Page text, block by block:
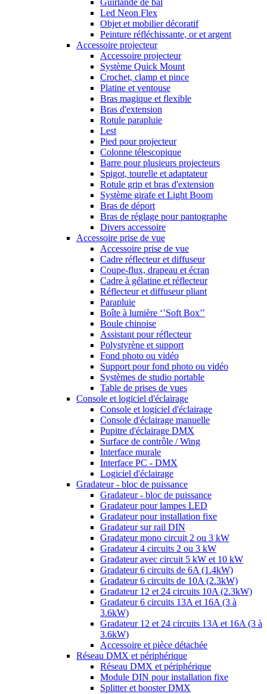
Guirlande de bal
Led Neon Flex
Objet et mobilier décoratif
Peinture réfléchissante, or et argent
Accessoire projecteur
Accessoire projecteur
Système Quick Mount
Crochet, clamp et pince
Platine et ventouse
Bras magique et flexible
Bras d'extension
Rotule parapluie
Lest
Pied pour projecteur
Colonne télescopique
Barre pour plusieurs projecteurs
Spigot, tourelle et adaptateur
Rotule grip et bras d'extension
Système girafe et Light Boom
Bras de déport
Bras de réglage pour pantographe
Divers accessoire
Accessoire prise de vue
Accessoire prise de vue
Cadre réflecteur et diffuseur
Coupe-flux, drapeau et écran
Cadre à gélatine et réflecteur
Réflecteur et diffuseur pliant
Parapluie
Boîte à lumière ‘’Soft Box’’
Boule chinoise
Assistant pour réflecteur
Polystyrène et support
Fond photo ou vidéo
Support pour fond photo ou vidéo
Systèmes de studio portable
Table de prises de vues
Console et logiciel d'éclairage
Console et logiciel d'éclairage
Console d'éclairage manuelle
Pupitre d'éclairage DMX
Surface de contrôle / Wing
Interface murale
Interface PC - DMX
Logiciel d'éclairage
Gradateur - bloc de puissance
Gradateur - bloc de puissance
Gradateur pour lampes LED
Gradateur pour installation fixe
Gradateur sur rail DIN
Gradateur mono circuit 2 ou 3 kW
Gradateur 4 circuits 2 ou 3 kW
Gradateur avec circuit 5 kW et 10 kW
Gradateur 6 circuits de 6A (1.4kW)
Gradateur 6 circuits de 10A (2.3kW)
Gradateur 12 et 24 circuits 10A (2.3kW)
Gradateur 6 circuits 13A et 16A (3 à
3.6kW)
Gradateur 12 et 24 circuits 13A et 16A (3 à
3.6kW)
Accessoire et pièce détachée
Réseau DMX et périphérique
Réseau DMX et périphérique
Module DIN pour installation fixe
Splitter et booster DMX